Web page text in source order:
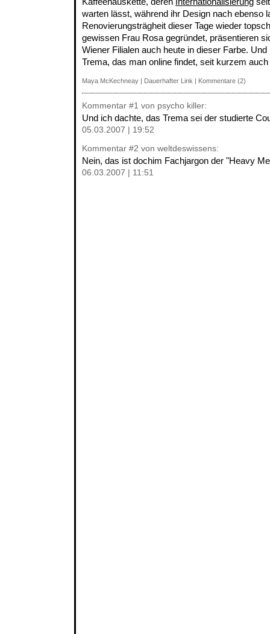
warten lässt, während ihr Design nach ebenso
Renovierungsträgheit dieser Tage wieder
gewissen Frau Rosa gegründet, präsentieren
Wiener Filialen auch heute in dieser Farbe.
Trema, das man online findet, seit kurzem
Maya McKechneay | Dauerhafter Link | Kommentare (2)
Kommentar #1 von psycho killer:
Und ich dachte, das Trema sei der studierte
05.03.2007 | 19:52
Kommentar #2 von weltdeswissens:
Nein, das ist dochim Fachjargon der "Heavy
06.03.2007 | 11:51